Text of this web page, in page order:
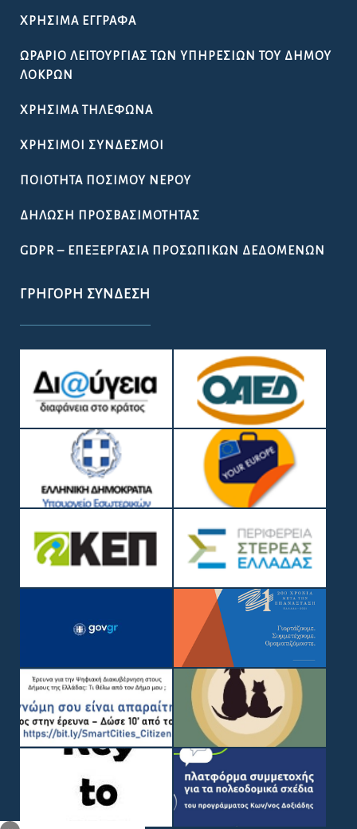
ΧΡΉΣΙΜΑ ΈΓΓΡΑΦΑ
ΩΡΆΡΙΟ ΛΕΙΤΟΥΡΓΊΑΣ ΤΩΝ ΥΠΗΡΕΣΙΏΝ ΤΟΥ ΔΉΜΟΥ
ΛΟΚΡΏΝ
ΧΡΉΣΙΜΑ ΤΗΛΈΦΩΝΑ
ΧΡΉΣΙΜΟΙ ΣΎΝΔΕΣΜΟΙ
ΠΟΙΌΤΗΤΑ ΠΌΣΙΜΟΥ ΝΕΡΟΎ
ΔΉΛΩΣΗ ΠΡΟΣΒΑΣΙΜΌΤΗΤΑΣ
GDPR – ΕΠΕΞΕΡΓΑΣΙΑ ΠΡΟΣΩΠΙΚΩΝ ΔΕΔΟΜΕΝΩΝ
ΓΡΉΓΟΡΗ ΣΎΝΔΕΣΗ